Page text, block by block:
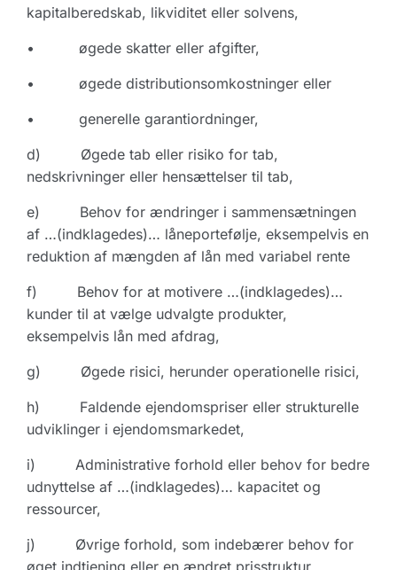
kapitalberedskab, likviditet eller solvens,
• øgede skatter eller afgifter,
• øgede distributionsomkostninger eller
• generelle garantiordninger,
d) Øgede tab eller risiko for tab,
nedskrivninger eller hensættelser til tab,
e) Behov for ændringer i sammensætningen
af …(indklagedes)… låneportefølje, eksempelvis en
reduktion af mængden af lån med variabel rente
f) Behov for at motivere …(indklagedes)…
kunder til at vælge udvalgte produkter,
eksempelvis lån med afdrag,
g) Øgede risici, herunder operationelle risici,
h) Faldende ejendomspriser eller strukturelle
udviklinger i ejendomsmarkedet,
i) Administrative forhold eller behov for bedre
udnyttelse af …(indklagedes)… kapacitet og
ressourcer,
j) Øvrige forhold, som indebærer behov for
øget indtjening eller en ændret prisstruktur,